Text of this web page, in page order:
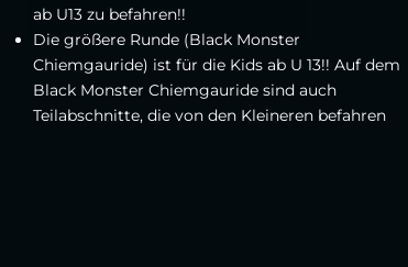
ab U13 zu befahren!!
Die größere Runde (Black Monster
Chiemgauride) ist für die Kids ab U 13!! Auf dem
Black Monster Chiemgauride sind auch
Teilabschnitte, die von den Kleineren befahren